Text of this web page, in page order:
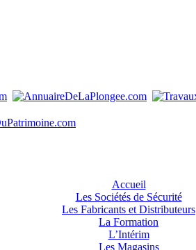
Accueil
Les Sociétés de Sécurité
Les Fabricants et Distributeurs
La Formation
L’Intérim
Les Magasins